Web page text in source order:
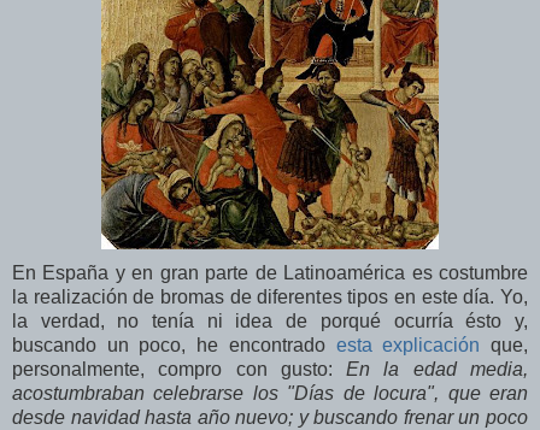
En España y en gran parte de Latinoamérica es costumbre
la realización de bromas de diferentes tipos en este día. Yo,
la verdad, no tenía ni idea de porqué ocurría ésto y,
buscando un poco, he encontrado esta explicación que,
personalmente, compro con gusto:En la edad media,
acostumbraban celebrarse los "Días de locura", que eran
desde navidad hasta año nuevo; y buscando frenar un poco